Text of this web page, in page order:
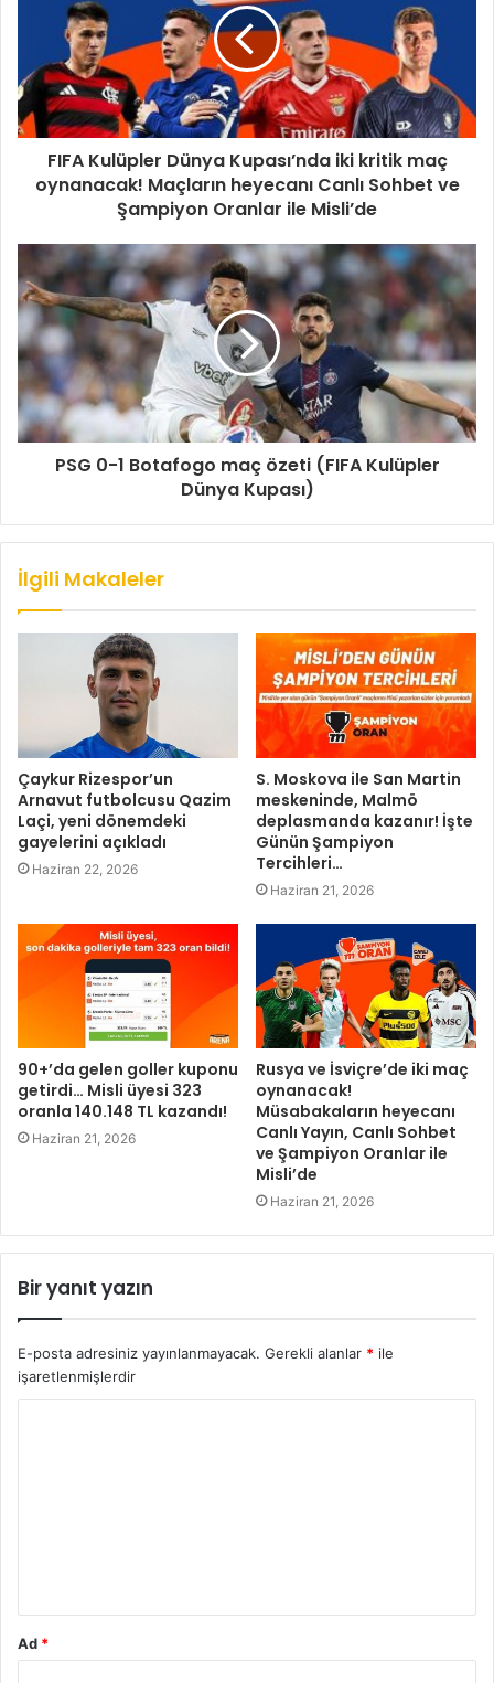
FIFA Kulüpler Dünya Kupası’nda iki kritik maç
oynanacak! Maçların heyecanı Canlı Sohbet ve
Şampiyon Oranlar ile Misli’de
PSG 0-1 Botafogo maç özeti (FIFA Kulüpler
Dünya Kupası)
İlgili Makaleler
Çaykur Rizespor’un
Arnavut futbolcusu Qazim
Laçi, yeni dönemdeki
gayelerini açıkladı
Haziran 22, 2026
S. Moskova ile San Martin
meskeninde, Malmö
deplasmanda kazanır! İşte
Günün Şampiyon
Tercihleri…
Haziran 21, 2026
90+’da gelen goller kuponu
getirdi… Misli üyesi 323
oranla 140.148 TL kazandı!
Haziran 21, 2026
Rusya ve İsviçre’de iki maç
oynanacak!
Müsabakaların heyecanı
Canlı Yayın, Canlı Sohbet
ve Şampiyon Oranlar ile
Misli’de
Haziran 21, 2026
Bir yanıt yazın
E-posta adresiniz yayınlanmayacak. Gerekli alanlar * ile
işaretlenmişlerdir
Ad *